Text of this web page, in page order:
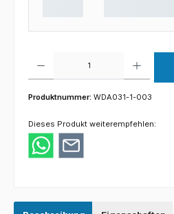
Produktnummer: WDA031-1-003
Dieses Produkt weiterempfehlen: